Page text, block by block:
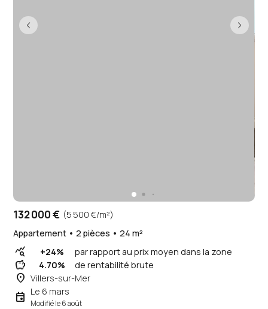
132 000 € (5 500 €/m²)
Appartement • 2 pièces • 24 m²
query_stats +24% par rapport au prix moyen dans la zone
savings 4.70% de rentabilité brute
place Villers-sur-Mer
event Le 6 mars
Modifié le 6 août